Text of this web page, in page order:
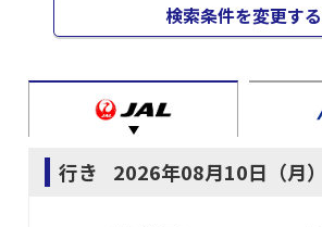
検索条件を変更する
行き 2026年08月10日（月）